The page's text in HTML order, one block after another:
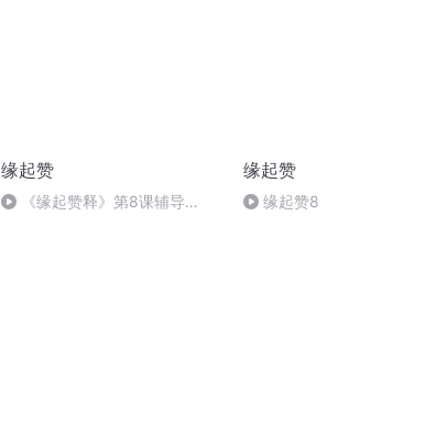
缘起赞
《缘起赞释》第8课辅导
缘起赞
缘起赞8